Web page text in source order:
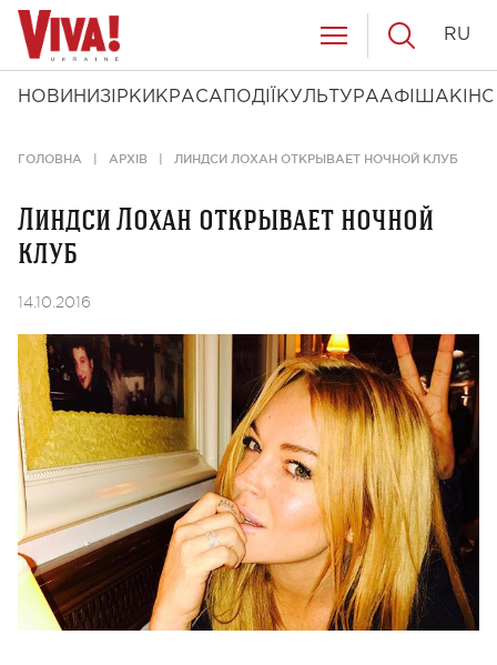
НОВИНИ ЗІРКИ КРАСА ПОДІЇ КУЛЬТУРААФІША КІНО
RU
ГОЛОВНА АРХІВ ЛИНДСИ ЛОХАН ОТКРЫВАЕТ НОЧНОЙ КЛУБ
Линдси Лохан открывает ночной
клуб
14.10.2016